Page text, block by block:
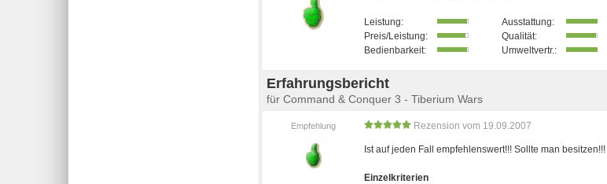
Leistung:
Ausstattung:
Preis/Leistung:
Qualität:
Bedienbarkeit:
Umweltvertr.:
Erfahrungsbericht
für Command & Conquer 3 - Tiberium Wars
Empfehlung Rezension vom 19.09.2007
Ist auf jeden Fall empfehlenswert!!! Sollte man besitzen!!!
Einzelkriterien